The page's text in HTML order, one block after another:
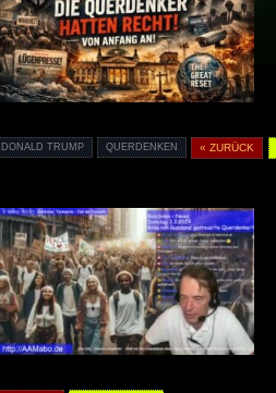
DONALD TRUMP QUERDENKEN « ZURÜCK